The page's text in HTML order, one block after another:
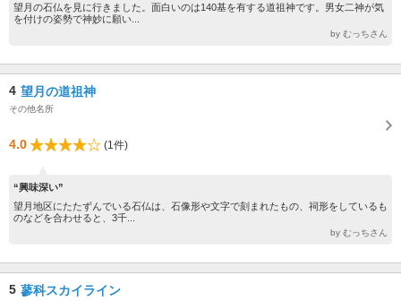
望月の石仏を見に行きました。面白いのは140基を有する道祖神です。男女二神が気
を付けの姿勢で神妙に願い...
by むっちさん
4 望月の道祖神
その他名所
4.0 (1件)
“興味深い”
望月地区にたたずんでいる石仏は、石像形や文字で刻まれたもの、祠形をしているも
のなどを合わせると、3千...
by むっちさん
5 蓼科スカイライン